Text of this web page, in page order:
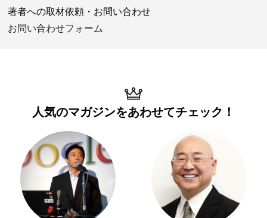
著者への取材依頼・お問い合わせ
お問い合わせフォーム
人気のマガジンをあわせてチェック！